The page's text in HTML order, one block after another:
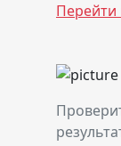
Перейти